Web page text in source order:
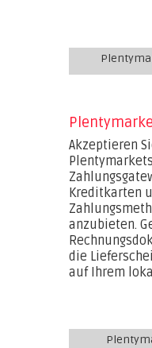
Akzeptieren
Kreditkarten
anzubieten.
die
auf Ihrem